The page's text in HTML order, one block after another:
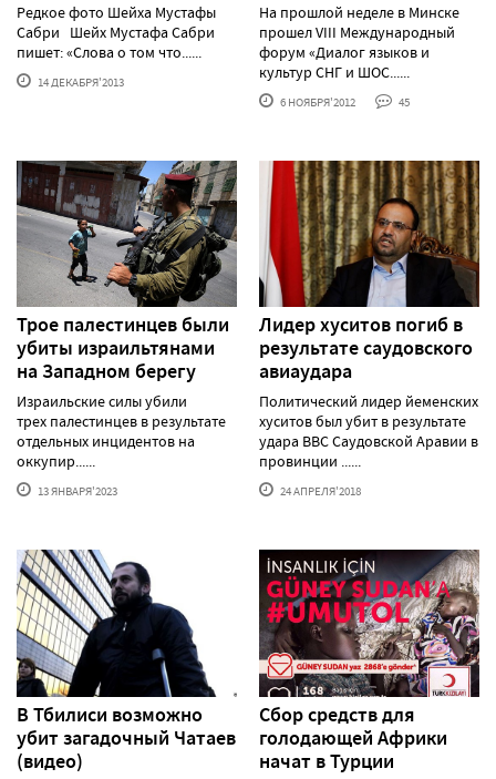
Редкое фото Шейха Мустафы
Сабри Шейх Мустафа Сабри
пишет: «Слова о том что......
14 ДЕКАБРЯ'2013
На прошлой неделе в Минске
прошел VIII Международный
форум «Диалог языков и
культур СНГ и ШОС......
6 НОЯБРЯ'2012 45
Трое палестинцев были
убиты израильтянами
на Западном берегу
Израильские силы убили
трех палестинцев в результате
отдельных инцидентов на
оккупир......
13 ЯНВАРЯ'2023
Лидер хуситов погиб в
результате саудовского
авиаудара
Политический лидер йеменских
хуситов был убит в результате
удара ВВС Саудовской Аравии в
провинции ......
24 АПРЕЛЯ'2018
В Тбилиси возможно
убит загадочный Чатаев
(видео)
Сбор средств для
голодающей Африки
начат в Турции